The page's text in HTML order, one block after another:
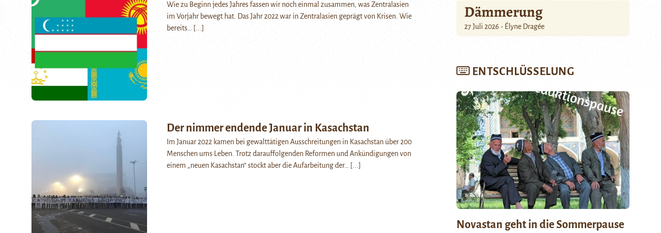
Wie zu Beginn jedes Jahres fassen wir noch einmal zusammen, was Zentralasien
im Vorjahr bewegt hat. Das Jahr 2022 war in Zentralasien geprägt von Krisen. Wie
bereits…
[...]
Der nimmer endende Januar in Kasachstan
Im Januar 2022 kamen bei gewalttätigen Ausschreitungen in Kasachstan über 200
Menschen ums Leben. Trotz darauffolgenden Reformen und Ankündigungen von
einem „neuen Kasachstan“ stockt aber die Aufarbeitung der…
[...]
Dämmerung
27 Juli 2026 - Élyne Dragée
ENTSCHLÜSSELUNG
Novastan geht in die Sommerpause